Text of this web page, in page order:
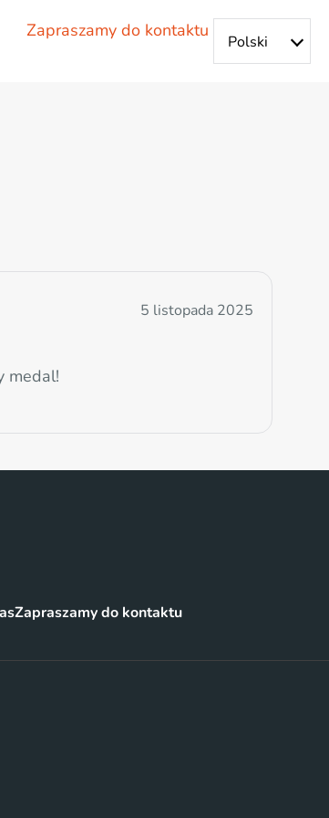
Zapraszamy do kontaktu
5 listopada 2025
medal!
Zapraszamy do kontaktu